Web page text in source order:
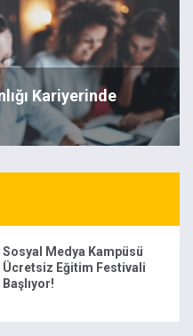
Kariyerinde
Sosyal Medya Kampüsü
Ücretsiz Eğitim Festivali
Başlıyor!